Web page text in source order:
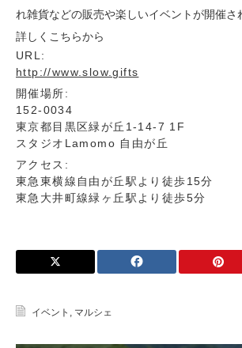
れ雑貨などの販売や楽しいイベントが開催さ
詳しくこちらから
URL:
http://www.slow.gifts
開催場所:
152-0034
東京都目黒区緑が丘1-14-7 1F
スタジオLamomo 自由が丘
アクセス:
東急東横線自由が丘駅より徒歩15分
東急大井町線緑ヶ丘駅より徒歩5分
イベント , マルシェ